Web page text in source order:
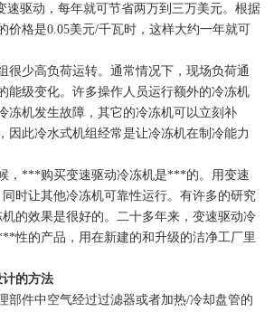
速驱动，每年就可节省两万到三万美元。根据
价格是0.05美元/千瓦时，这样大约一年就可
很少高负荷运转。通常情况下，现场负荷通
能级变化。许多操作人员运行额外的冷冻机
冻机发生故障，其它的冷冻机可以立刻补
因此冷水式机组经常是让冷冻机在制冷能力
，***购买变速驱动冷冻机是***的。用变速
时让其他冷冻机可靠性运行。有许多的研究
的效果是很好的。二十多年来，变速驱动冷
性的产品，用在新建的和升级的洁净工厂里
的方法
部件中空气经过过滤器或者加热/冷却盘管的